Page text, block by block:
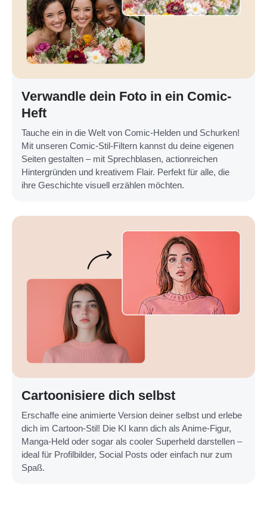
Verwandle dein Foto in ein Comic-
Heft
Tauche ein in die Welt von Comic-Helden und Schurken!
Mit unseren Comic-Stil-Filtern kannst du deine eigenen
Seiten gestalten – mit Sprechblasen, actionreichen
Hintergründen und kreativem Flair. Perfekt für alle, die
ihre Geschichte visuell erzählen möchten.
Cartoonisiere dich selbst
Erschaffe eine animierte Version deiner selbst und erlebe
dich im Cartoon-Stil! Die KI kann dich als Anime-Figur,
Manga-Held oder sogar als cooler Superheld darstellen –
ideal für Profilbilder, Social Posts oder einfach nur zum
Spaß.